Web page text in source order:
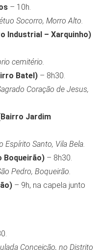
– 10h.
Socorro, Morro Alto.
Industrial – Xarquinho)
cemitério.
Batel) – 8h30.
Coração de Jesus,
Jardim
Espírito Santo, Vila Bela.
Boqueirão) – 8h30.
Pedro, Boqueirão.
– 9h, na capela junto
Conceição, no Distrito